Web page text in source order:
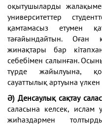
оқытушыларды
университеттер
қамтамасыз етумен
тағайындайтын.
жинақтары бар
себебімен салынған.
түрде жайылуына,
сауаттылық артуына
Ә) Денсаулық сақтау
саласына келсек, ислам
жиһаздармен